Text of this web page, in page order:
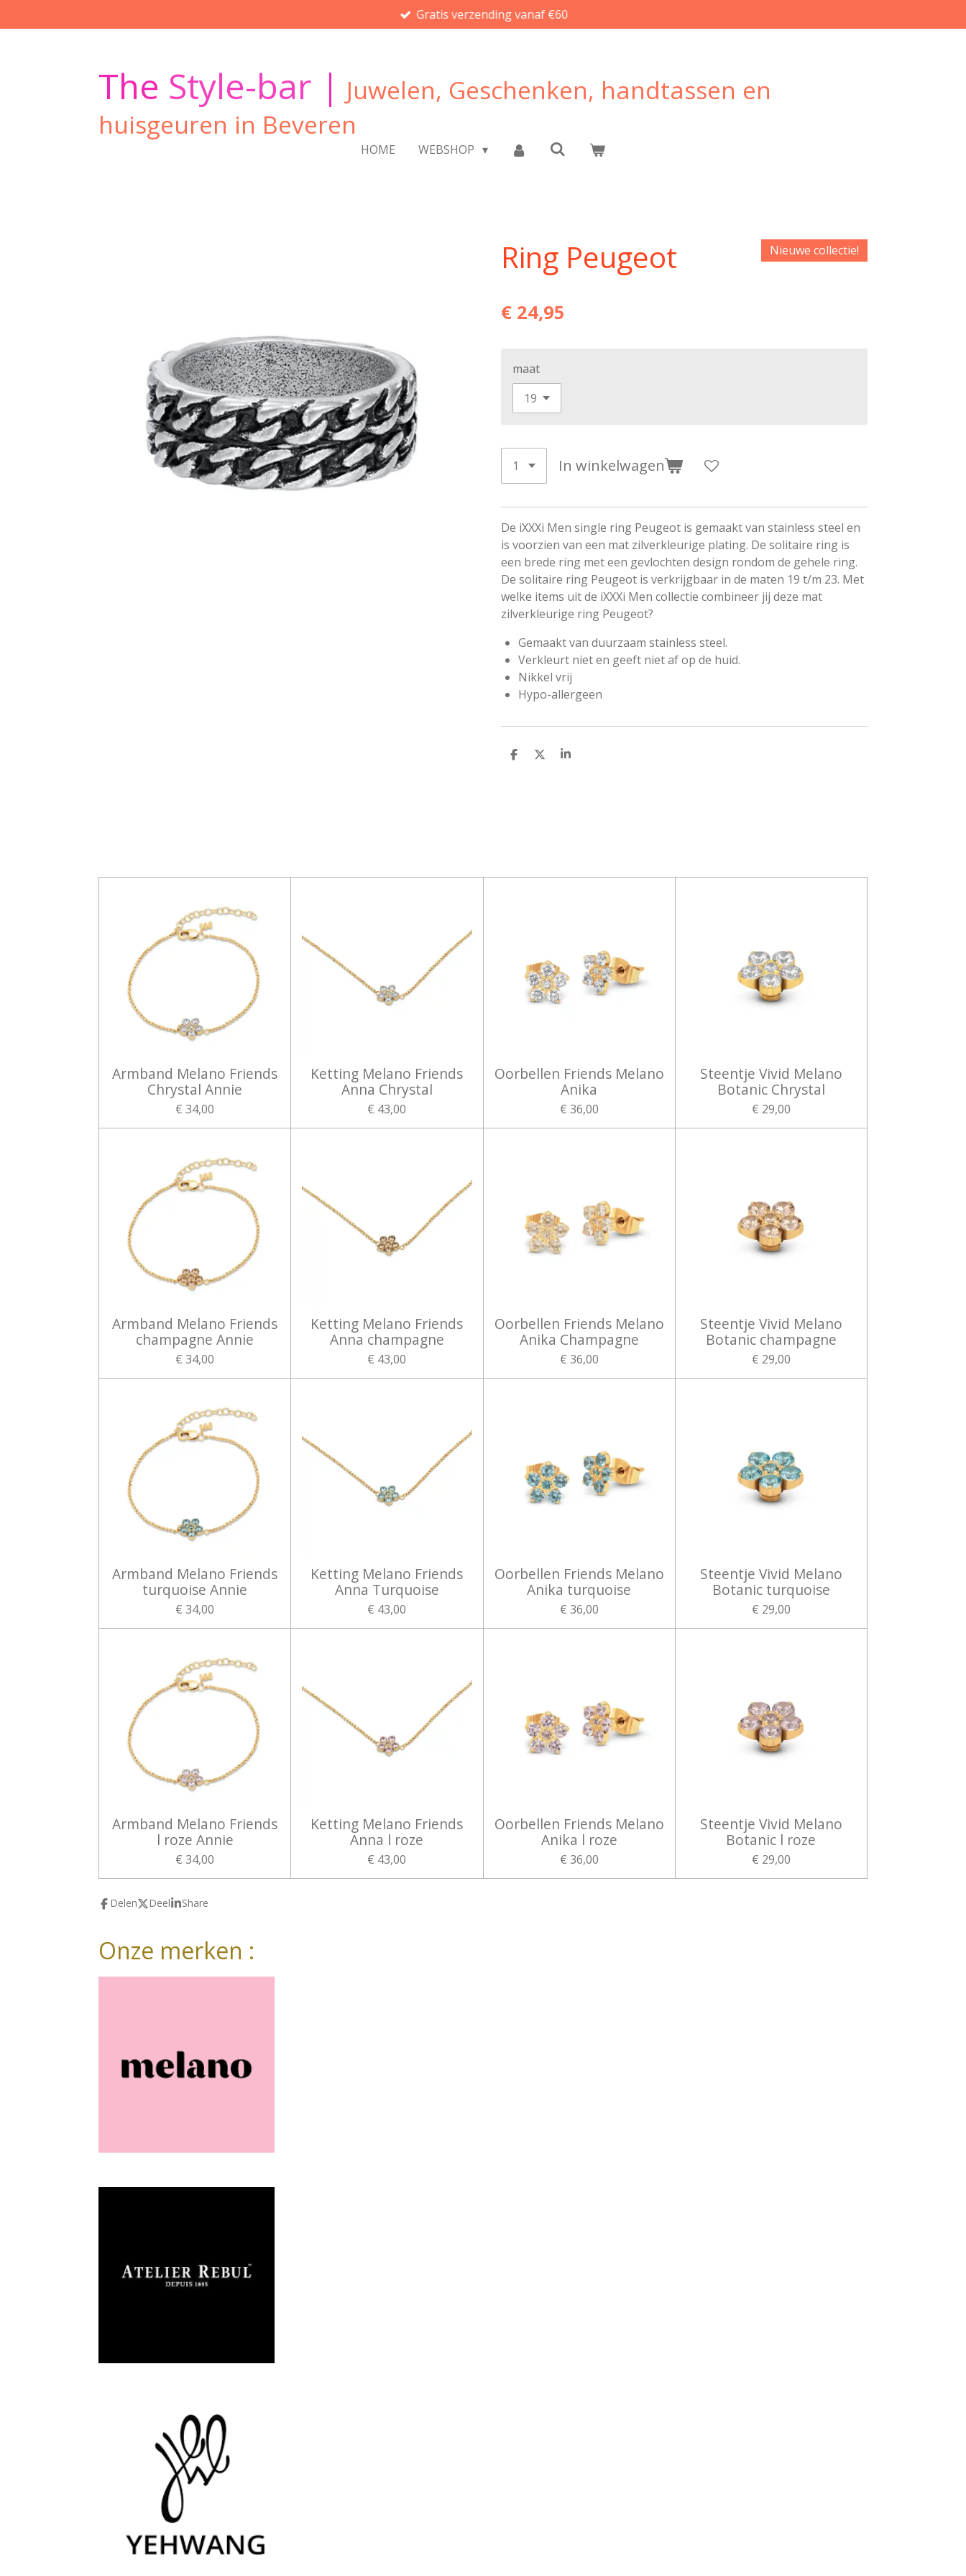
direct
Gratis verzending vanaf €60
The Style-bar | Juwelen, Geschenken, handtassen en
huisgeuren in Beveren
HOME WEBSHOP
Ring Peugeot Nieuwe collectie!
€ 24,95
maat
In winkelwagen
De iXXXi Men single ring Peugeot is gemaakt van stainless steel en
is voorzien van een mat zilverkleurige plating. De solitaire ring is
een brede ring met een gevlochten design rondom de gehele ring.
De solitaire ring Peugeot is verkrijgbaar in de maten 19 t/m 23. Met
welke items uit de iXXXi Men collectie combineer jij deze mat
zilverkleurige ring Peugeot?
Gemaakt van duurzaam stainless steel.
Verkleurt niet en geeft niet af op de huid.
Nikkel vrij
Hypo-allergeen
D
D
S
Armband Melano Friends
Chrystal Annie
€ 34,00
Ketting Melano Friends
Anna Chrystal
€ 43,00
Oorbellen Friends Melano
Anika
€ 36,00
Steentje Vivid Melano
Botanic Chrystal
€ 29,00
Armband Melano Friends
champagne Annie
€ 34,00
Ketting Melano Friends
Anna champagne
€ 43,00
Oorbellen Friends Melano
Anika Champagne
€ 36,00
Steentje Vivid Melano
Botanic champagne
€ 29,00
Armband Melano Friends
turquoise Annie
€ 34,00
Ketting Melano Friends
Anna Turquoise
€ 43,00
Oorbellen Friends Melano
Anika turquoise
€ 36,00
Steentje Vivid Melano
Botanic turquoise
€ 29,00
Armband Melano Friends
l roze Annie
€ 34,00
Ketting Melano Friends
Anna l roze
€ 43,00
Oorbellen Friends Melano
Anika l roze
€ 36,00
Steentje Vivid Melano
Botanic l roze
€ 29,00
Delen Deel Share
Onze merken :